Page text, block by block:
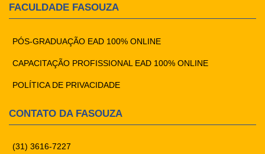
FACULDADE FASOUZA
PÓS-GRADUAÇÃO EAD 100% ONLINE
CAPACITAÇÃO PROFISSIONAL EAD 100% ONLINE
POLÍTICA DE PRIVACIDADE
CONTATO DA FASOUZA
(31) 3616-7227